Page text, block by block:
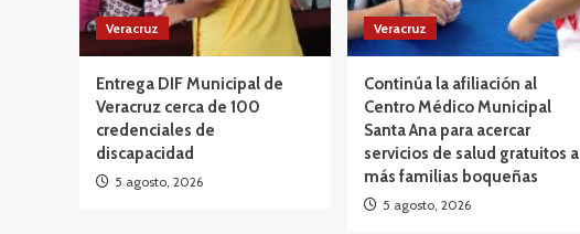
Veracruz
Entrega DIF Municipal de
Veracruz cerca de 100
credenciales de
discapacidad
5 agosto, 2026
Veracruz
Continúa la afiliación al
Centro Médico Municipal
Santa Ana para acercar
servicios de salud gratuitos a
más familias boqueñas
5 agosto, 2026